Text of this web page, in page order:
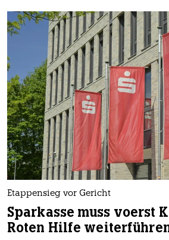
Etappensieg vor Gericht
Sparkasse muss voerst
Roten Hilfe